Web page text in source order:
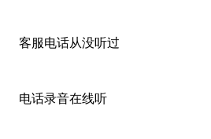
客服电话从没听过
电话录音在线听